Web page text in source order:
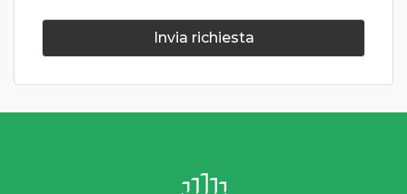
Invia richiesta